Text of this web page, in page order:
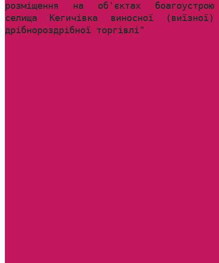
розміщення на об'єктах боагоустрою
селища Кегичівка виносної (виїзної)
дрібнороздрібної торгівлі"